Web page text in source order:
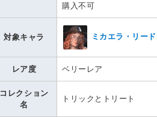
購入不可
対象キャラ ミカエラ・リード
レア度 ベリーレア
コレクション
名
トリックとトリート